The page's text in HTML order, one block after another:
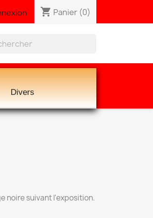
shopping_cart Panier (0)
Divers
noire suivant l'exposition.